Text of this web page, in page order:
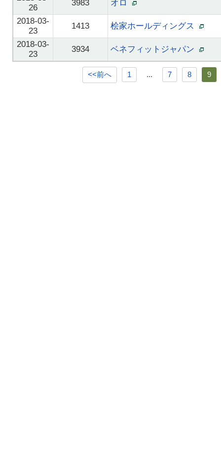
26
3983
オロ
2018-03-
23
1413
桧家ホールディングス
2018-03-
23
3934 ベネフィットジャパン
<<前へ 1 ... 7 8 9